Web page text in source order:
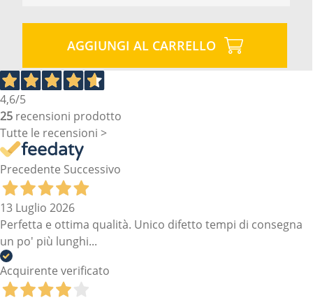
AGGIUNGI AL CARRELLO
4,6/5
25 recensioni prodotto
Tutte le recensioni >
Precedente Successivo
13 Luglio 2026
Perfetta e ottima qualità. Unico difetto tempi di consegna
un po' più lunghi...
Acquirente verificato